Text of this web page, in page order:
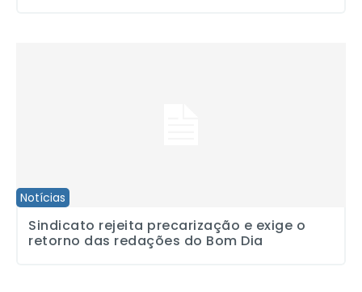
Notícias
Sindicato rejeita precarização e exige o
retorno das redações do Bom Dia